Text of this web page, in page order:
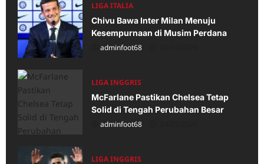
LIGA ITALIA
Chivu Bawa Inter Milan Menuju
Kesempurnaan di Musim Perdana
adminfoot68
LIGA INGGRIS
McFarlane Pastikan Chelsea Tetap
Solid di Tengah Perubahan Besar
adminfoot68
LIGA INGGRIS